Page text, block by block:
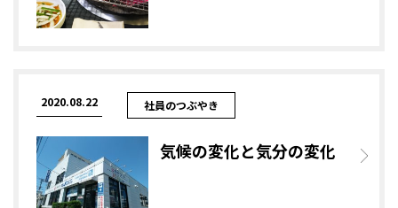
2020.08.22 社員のつぶやき
気候の変化と気分の変化